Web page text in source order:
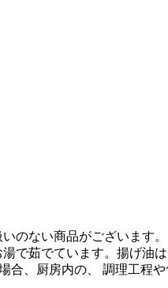
のない商品がございます。
で茹でています。揚げ油
、厨房内の、 調理工程